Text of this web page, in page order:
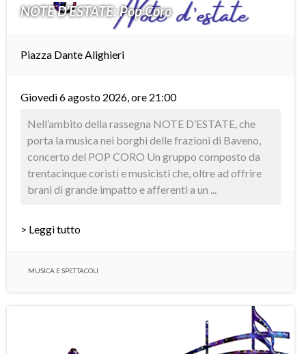
NOTE D’ESTATE: Pop Coro
Piazza Dante Alighieri
Giovedì 6 agosto 2026, ore 21:00
Nell’ambito della rassegna NOTE D’ESTATE, che
porta la musica nei borghi delle frazioni di Baveno,
concerto del POP CORO Un gruppo composto da
trentacinque coristi e musicisti che, oltre ad offrire
brani di grande impatto e afferenti a un ...
> Leggi tutto
MUSICA E SPETTACOLI